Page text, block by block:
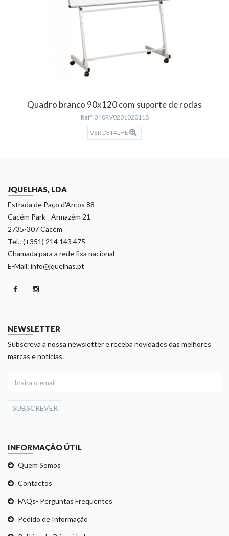
Quadro branco 90x120 com suporte de rodas
Refª: 340RV0201020118
VER DETALHE
JQUELHAS, LDA
Estrada de Paço d'Arcos 88
Cacém Park - Armazém 21
2735-307 Cacém
Tel.: (+351) 214 143 475
Chamada para a rede fixa nacional
E-Mail: info@jquelhas.pt
NEWSLETTER
Subscreva a nossa newsletter e receba novidades das melhores
marcas e noticias.
SUBSCREVER
INFORMAÇÃO ÚTIL
Quem Somos
Contactos
FAQs- Perguntas Frequentes
Pedido de Informação